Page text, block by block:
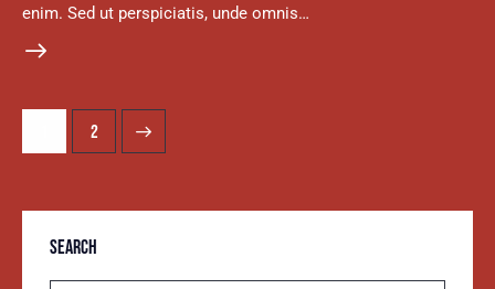
enim. Sed ut perspiciatis, unde omnis…
2
SEARCH